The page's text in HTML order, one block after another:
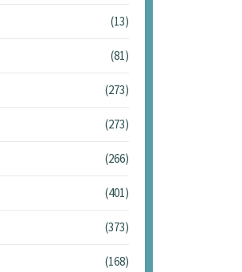
(13)
(81)
(273)
(273)
(266)
(401)
(373)
(168)